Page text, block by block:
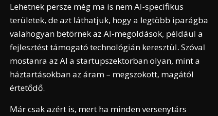
Lehetnek persze még ma is nem AI-specifikus
területek, de azt láthatjuk, hogy a legtöbb iparágba
valahogyan betörnek az AI-megoldások, például a
fejlesztést támogató technológián keresztül. Szóval
mostanra az AI a startupszektorban olyan, mint a
háztartásokban az áram – megszokott, magától
értetődő.
Már csak azért is, mert ha minden versenytárs